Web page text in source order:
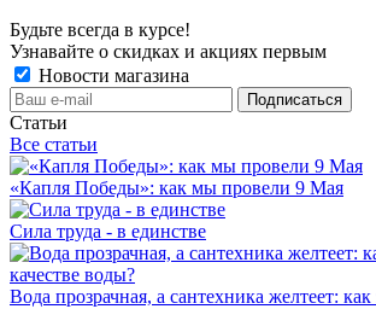
Будьте всегда в курсе!
Узнавайте о скидках и акциях первым
Новости магазина
Статьи
Все статьи
«Капля Победы»: как мы провели 9 Мая
Сила труда - в единстве
Вода прозрачная, а сантехника желтеет: